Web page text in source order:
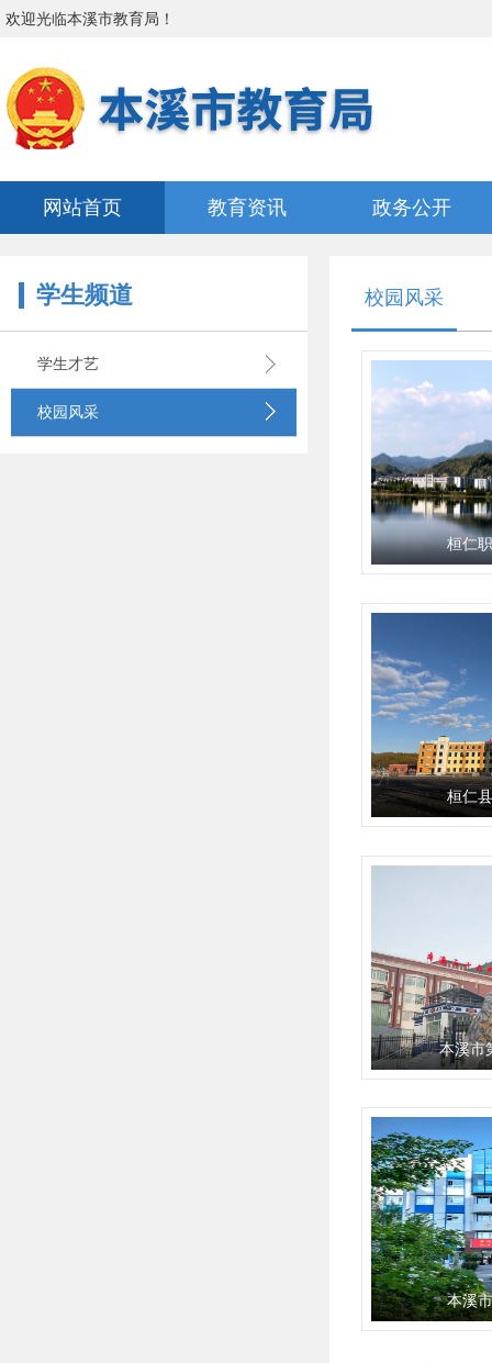
欢迎光临本溪市教育局 ！
网站首页 教育资讯 政务公开
学生频道
学生才艺
校园风采
校园风采
桓仁
桓仁
本溪市
本溪